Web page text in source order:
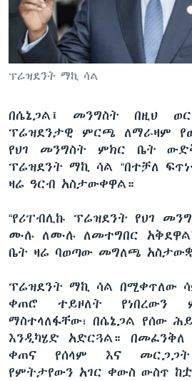
ቋንቋዎች
ፕሬዝደንት ማኪ ሳል
በሴኔጋል፤ መንግስት በዚህ
ፕሬዝደንታዊ ምርጫ ለማራዛም
የህገ መንግስት ምክር ቤት
ፕሬዝደንት ማኪ ሳል “በተቻለ
ዛሬ ዓርብ አስታውቀዋል።
“የሪፐብሊኩ ፕሬዝደንት የህገ
ሙሉ ለሙሉ ለመተግበር
ቤት ዛሬ ባወጣው መግለጫ
ፕሬዝደንት ማኪ ሳል በሚቀጥለው
ቀጠሮ ተይዞለት
ማስተላለፋቸው፣ በሴኔጋል የሰው
እንዲካሄድ አድርጓል።
ቀጠና የሰላም እና
የምትታየውን አገር ቀውስ ውስጥ